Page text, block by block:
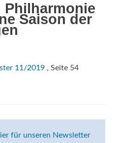
Philharmonie
Saison der
11/2019 , Seite 54
für unseren Newsletter